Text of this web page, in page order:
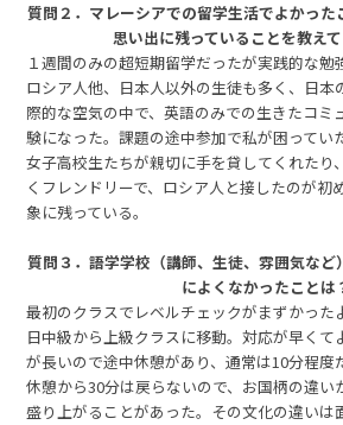
質問２．マレーシアでの留学生活でよかった
思い出に残っていることを教えて
１週間のみの超短期留学だったが実践的な勉
ロシア人他、日本人以外の生徒も多く、日本
際的な空気の中で、英語のみでの生きたコミ
験になった。課題の途中参加で私が困ってい
女子高校生たちが親切に手を貸してくれたり
くフレンドリーで、ロシア人と接したのが初
象に残っている。
質問３．語学学校（講師、生徒、雰囲気な
によくなかったことは
最初のクラスでレベルチェックがまずかった
日中級から上級クラスに移動。対応が早くて
が長いので途中休憩があり、通常は10分程度
休憩から30分は戻らないので、お国柄の違い
盛り上がることがあった。その文化の違いは